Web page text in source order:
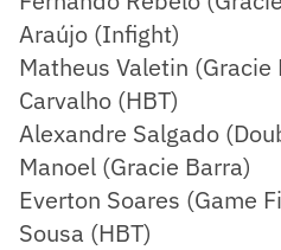
Araújo (Infight)
Matheus Valetin
Carvalho (HBT)
Alexandre Salgado
Manoel (Gracie Barra)
Everton Soares (Game
Sousa (HBT)